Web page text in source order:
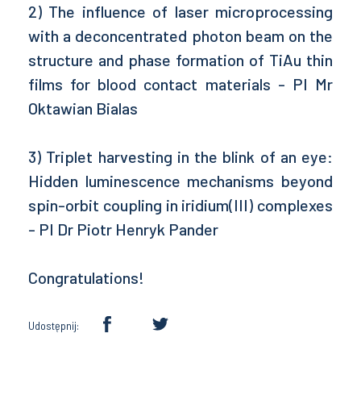
2) The influence of laser microprocessing
with a deconcentrated photon beam on the
structure and phase formation of TiAu thin
films for blood contact materials - PI Mr
Oktawian Bialas
3) Triplet harvesting in the blink of an eye:
Hidden luminescence mechanisms beyond
spin-orbit coupling in iridium(III) complexes
- PI Dr Piotr Henryk Pander
Congratulations!
Udostępnij: